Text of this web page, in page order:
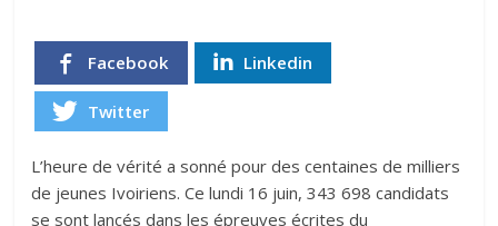
Facebook Linkedin
Twitter
L’heure de vérité a sonné pour des centaines de milliers
de jeunes Ivoiriens. Ce lundi 16 juin, 343 698 candidats
se sont lancés dans les épreuves écrites du